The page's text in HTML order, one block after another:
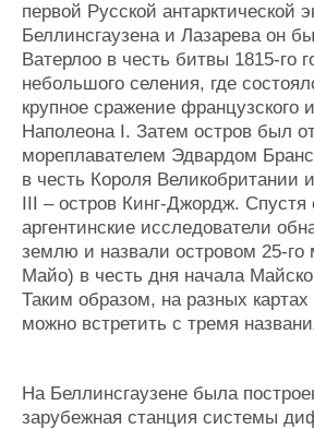
первой Русской антарктической
Беллинсгаузена и Лазарева он
Ватерлоо в честь битвы 1815-го
небольшого селения, где
крупное сражение французского
Наполеона I. Затем остров был
мореплавателем Эдвардом
в честь Короля Великобритании
III – остров Кинг-Джордж. Спустя
аргентинские исследователи
землю и назвали островом 25-
Майо) в честь дня начала
Таким образом, на разных картах
можно встретить с тремя
На Беллинсгаузене была
зарубежная станция системы